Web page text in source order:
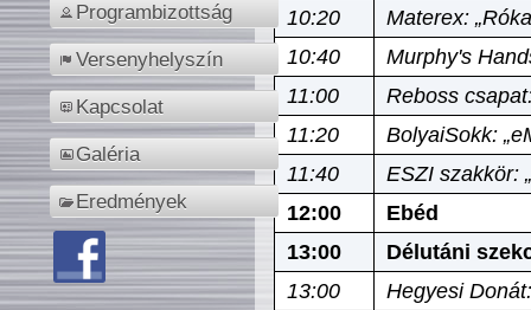
Programbizottság
Versenyhelyszín
Kapcsolat
Galéria
Eredmények
10:20
Materex:
10:40
Murphy's
11:00
Reboss
11:20
BolyaiSokk:
11:40
ESZI szakkör:
12:00
Ebéd
13:00
Délutáni
13:00
Hegyesi